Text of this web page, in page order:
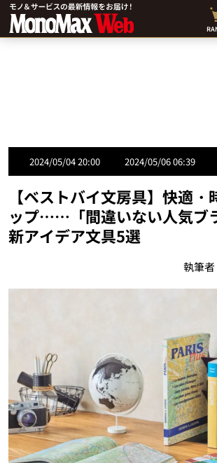
2024/05/04 20:00 2024/05/06 06:39
【ベストバイ文房具】快適
ップ……「間違いない人気ブ
新アイデア文具5選
執筆者